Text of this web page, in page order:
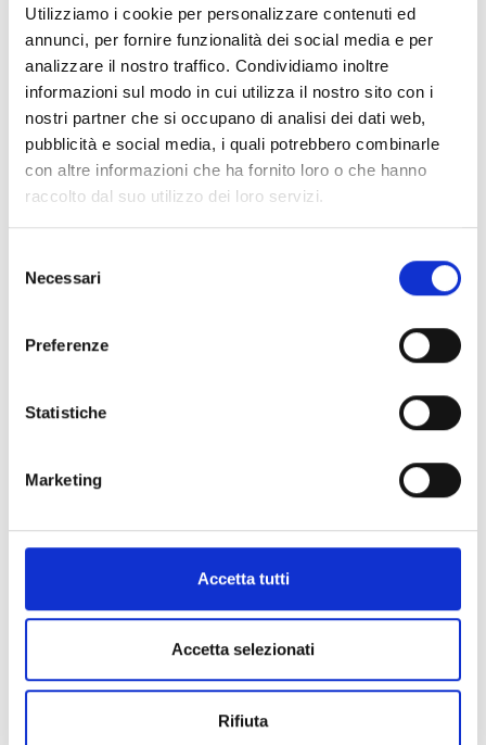
Utilizziamo i cookie per personalizzare contenuti ed
annunci, per fornire funzionalità dei social media e per
analizzare il nostro traffico. Condividiamo inoltre
informazioni sul modo in cui utilizza il nostro sito con i
nostri partner che si occupano di analisi dei dati web,
pubblicità e social media, i quali potrebbero combinarle
con altre informazioni che ha fornito loro o che hanno
raccolto dal suo utilizzo dei loro servizi.
delNecessari
Preferenze
Statistiche
Marketing
Accetta tutti
Accetta selezionati
Rifiuta
sani principi”, a cura di Monica Innocenti e Luca Cosci –
Maria Pacini Fazzi Ed. 2011.
Programma
Saluti del sindaco di Capannori, Giorgio Del Ghingaro
Proiezione video/intervista ai giovani di Capannori sulla
Costituzione
e con la partecipazione di:
Don Paolo Farinella
Kat Rasta
Dettagli: